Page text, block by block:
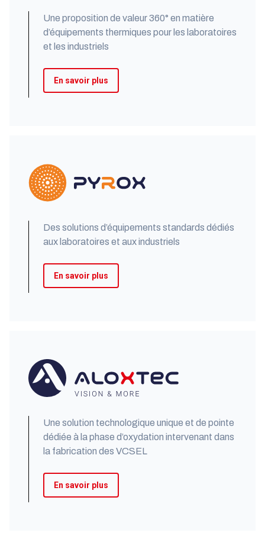
Une proposition de valeur 360° en matière
d’équipements thermiques pour les laboratoires
et les industriels
En savoir plus
Des solutions d’équipements standards dédiés
aux laboratoires et aux industriels
En savoir plus
Une solution technologique unique et de pointe
dédiée à la phase d’oxydation intervenant dans
la fabrication des VCSEL​
En savoir plus